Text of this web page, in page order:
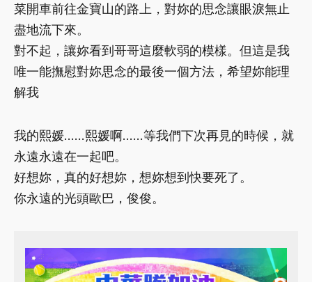
菜開車前往金寶山的路上，對妳的思念讓眼淚無止
盡地流下來。
對不起，讓妳看到哥哥這麼軟弱的模樣。但這是我
唯一能撫慰對妳思念的最後一個方法，希望妳能理
解我
我的熙媛……熙媛啊……等我們下次再見的時候，就
永遠永遠在一起吧。
好想妳，真的好想妳，想妳想到快要死了。
你永遠的光頭歐巴，俊俊。